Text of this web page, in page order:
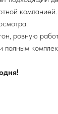
компанией.
ровную
полным